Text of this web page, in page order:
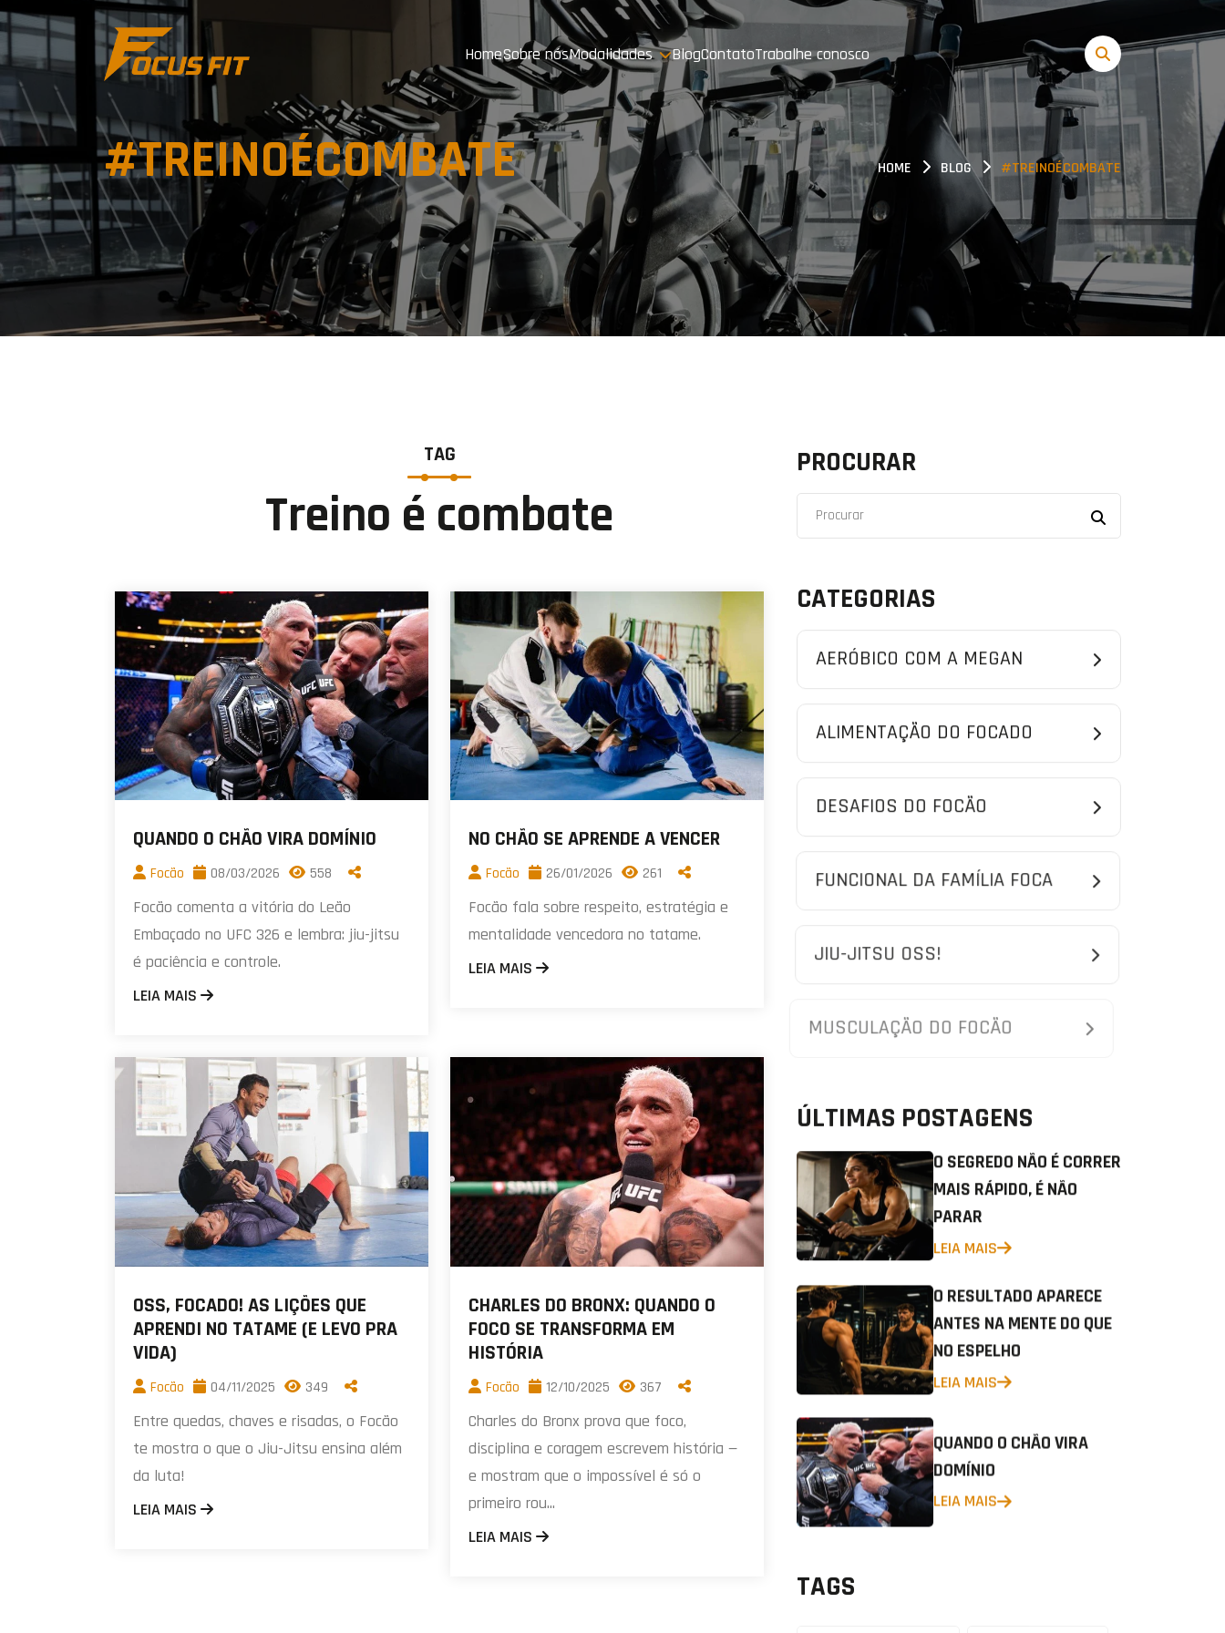
HomeSobre nósModalidades BlogContatoTrabalhe conosco
#TREINOÉCOMBATE HOME BLOG #TREINOÉCOMBATE
TAG
Treino é combate
QUANDO O CHÃO VIRA DOMÍNIO
Focão 08/03/2026 558
Focão comenta a vitória do Leão
Embaçado no UFC 326 e lembra: jiu-jitsu
é paciência e controle.
LEIA MAIS
NO CHÃO SE APRENDE A VENCER
Focão 26/01/2026 261
Focão fala sobre respeito, estratégia e
mentalidade vencedora no tatame.
LEIA MAIS
OSS, FOCADO! AS LIÇÕES QUE
APRENDI NO TATAME (E LEVO PRA
VIDA)
Focão 04/11/2025 349
Entre quedas, chaves e risadas, o Focão
te mostra o que o Jiu-Jitsu ensina além
da luta!
LEIA MAIS
CHARLES DO BRONX: QUANDO O
FOCO SE TRANSFORMA EM
HISTÓRIA
Focão 12/10/2025 367
Charles do Bronx prova que foco,
disciplina e coragem escrevem história —
e mostram que o impossível é só o
primeiro rou...
LEIA MAIS
PROCURAR
CATEGORIAS
AERÓBICO COM A MEGAN
ALIMENTAÇÃO DO FOCADO
DESAFIOS DO FOCÃO
FUNCIONAL DA FAMÍLIA FOCA
JIU-JITSU OSS!
MUSCULAÇÃO DO FOCÃO
ÚLTIMAS POSTAGENS
O SEGREDO NÃO É CORRER
MAIS RÁPIDO, É NÃO
PARAR
LEIA MAIS
O RESULTADO APARECE
ANTES NA MENTE DO QUE
NO ESPELHO
LEIA MAIS
QUANDO O CHÃO VIRA
DOMÍNIO
LEIA MAIS
TAGS